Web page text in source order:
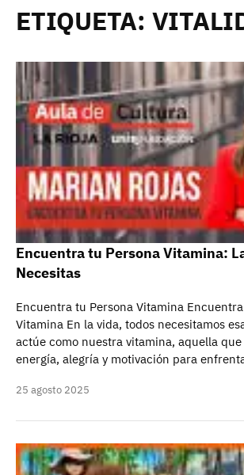
ETIQUETA:
Encuentra tu Persona Vitamina:
Necesitas
Encuentra tu Persona Vitamina
Vitamina En la vida, todos necesitamos
actúe como nuestra vitamina, aquella
energía, alegría y motivación para
25 agosto 2025